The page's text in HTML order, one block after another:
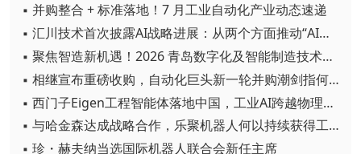
▪ 并购整合 + 标准落地！7 月工业自动化产业动态速递
▪ 汇川技术首次披露AI战略进展：从两个方面推动“AI业务化”落地
▪ 聚焦智造新机遇！2026 青岛数字化及智能制造技术论坛圆满落幕
▪ 相继宣布重磅收购，自动化巨头新一轮并购潮剑指何方？
▪ 西门子Eigen工程智能体落地中国，工业AI跨越物理世界“确定性”拐点
▪ 与哈金森达成战略合作，乐聚机器人何以持续获得工业巨头青睐？
▪ 珍・赫夫纳当选国际机器人联合会新任主席